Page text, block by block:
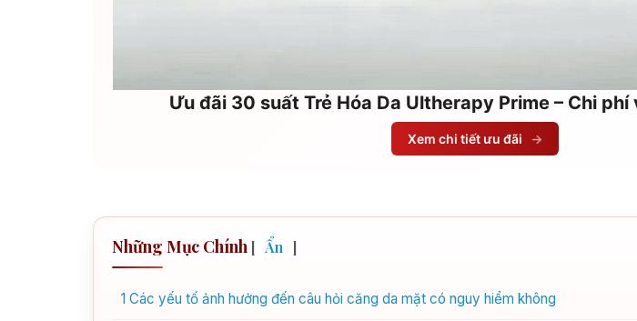
Ưu đãi 30 suất Trẻ Hóa Da Ultherapy Prime – Chi
Xem chi tiết ưu đãi →
Những Mục Chính [ Ẩn ]
1 Các yếu tố ảnh hưởng đến câu hỏi căng da mặt có nguy hiểm không